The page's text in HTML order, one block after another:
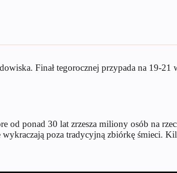
Finał tegorocznej przypada na 19-21
od ponad 30 lat zrzesza miliony osób na
poza tradycyjną zbiórkę śmieci.